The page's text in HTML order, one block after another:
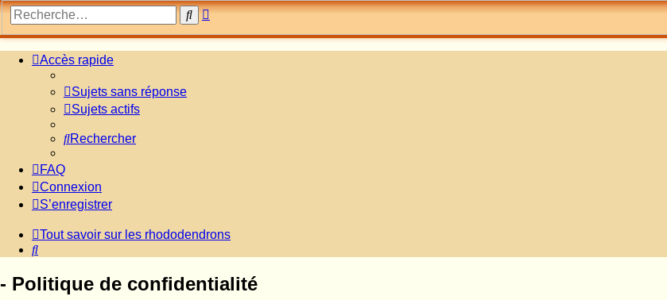
Rechercher
Recherche
Accès rapide
Sujets sans réponse
Sujets actifs
Rechercher
FAQ
Connexion
S’enregistrer
Tout savoir sur les rhododendrons
Rechercher
- Politique de confidentialité